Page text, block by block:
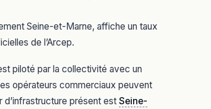
Seine-et-Marne, affiche un taux
de l’Arcep.
piloté par la collectivité avec un
opérateurs commerciaux peuvent
d’infrastructure présent est Seine-